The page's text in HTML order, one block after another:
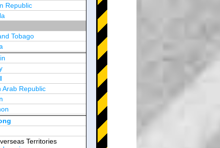
Republic
Tobago
Arab Republic
Arab Emirates
Territories